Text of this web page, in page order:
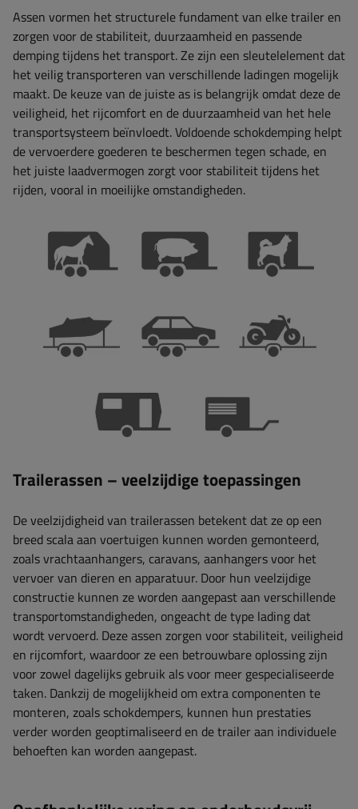
Assen vormen het structurele fundament van elke trailer en
zorgen voor de stabiliteit, duurzaamheid en passende
demping tijdens het transport. Ze zijn een sleutelelement dat
het veilig transporteren van verschillende ladingen mogelijk
maakt. De keuze van de juiste as is belangrijk omdat deze de
veiligheid, het rijcomfort en de duurzaamheid van het hele
transportsysteem beïnvloedt. Voldoende schokdemping helpt
de vervoerdere goederen te beschermen tegen schade, en
het juiste laadvermogen zorgt voor stabiliteit tijdens het
rijden, vooral in moeilijke omstandigheden.
Trailerassen – veelzijdige toepassingen
De veelzijdigheid van trailerassen betekent dat ze op een
breed scala aan voertuigen kunnen worden gemonteerd,
zoals vrachtaanhangers, caravans, aanhangers voor het
vervoer van dieren en apparatuur. Door hun veelzijdige
constructie kunnen ze worden aangepast aan verschillende
transportomstandigheden, ongeacht de type lading dat
wordt vervoerd. Deze assen zorgen voor stabiliteit, veiligheid
en rijcomfort, waardoor ze een betrouwbare oplossing zijn
voor zowel dagelijks gebruik als voor meer gespecialiseerde
taken. Dankzij de mogelijkheid om extra componenten te
monteren, zoals schokdempers, kunnen hun prestaties
verder worden geoptimaliseerd en de trailer aan individuele
behoeften kan worden aangepast.